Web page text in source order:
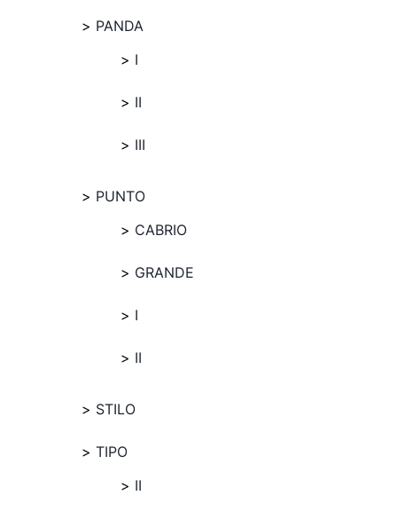
PANDA
I
II
III
PUNTO
CABRIO
GRANDE
I
II
STILO
TIPO
II